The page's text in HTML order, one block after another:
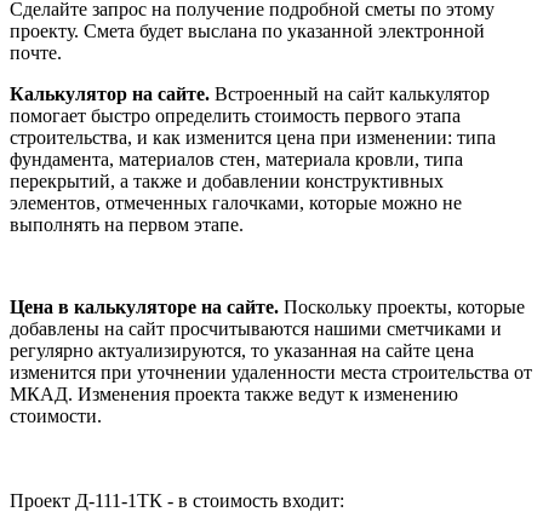
Сделайте запрос на получение подробной сметы по этому
проекту. Смета будет выслана по указанной электронной
почте.
Калькулятор на сайте. Встроенный на сайт калькулятор
помогает быстро определить стоимость первого этапа
строительства, и как изменится цена при изменении: типа
фундамента, материалов стен, материала кровли, типа
перекрытий, а также и добавлении конструктивных
элементов, отмеченных галочками, которые можно не
выполнять на первом этапе.
Цена в калькуляторе на сайте. Поскольку проекты, которые
добавлены на сайт просчитываются нашими сметчиками и
регулярно актуализируются, то указанная на сайте цена
изменится при уточнении удаленности места строительства от
МКАД. Изменения проекта также ведут к изменению
стоимости.
Проект Д-111-1ТК - в стоимость входит: